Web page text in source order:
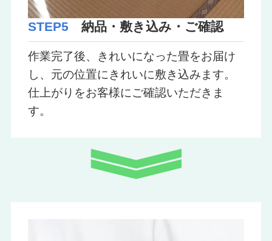
STEP5 納品・敷き込み・ご確認
作業完了後、きれいになった畳をお届け
し、元の位置にきれいに敷き込みます。
仕上がりをお客様にご確認いただきま
す。